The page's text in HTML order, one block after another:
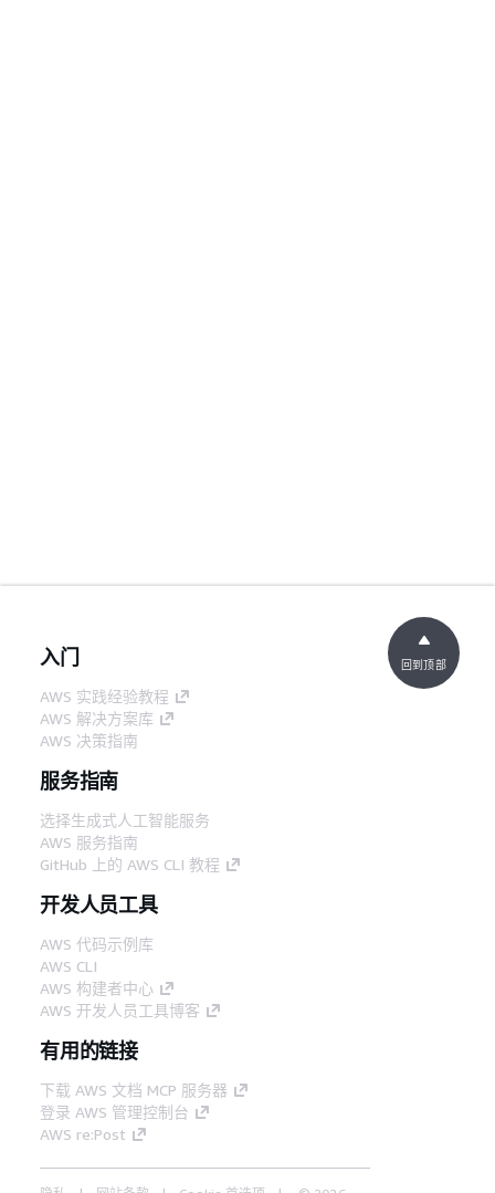
入门
AWS 实践经验教程
AWS 解决方案库
AWS 决策指南
服务指南
选择生成式人工智能服务
AWS 服务指南
GitHub 上的 AWS CLI 教程
开发人员工具
AWS 代码示例库
AWS CLI
AWS 构建者中心
AWS 开发人员工具博客
有用的链接
下载 AWS 文档 MCP 服务器
登录 AWS 管理控制台
AWS re:Post
回到顶部